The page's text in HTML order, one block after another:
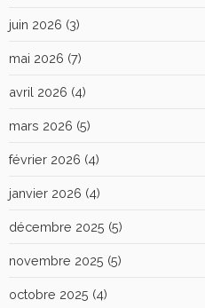
juin 2026 (3)
mai 2026 (7)
avril 2026 (4)
mars 2026 (5)
février 2026 (4)
janvier 2026 (4)
décembre 2025 (5)
novembre 2025 (5)
octobre 2025 (4)